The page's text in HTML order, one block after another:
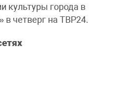
культуры города в
в четверг на ТВР24.